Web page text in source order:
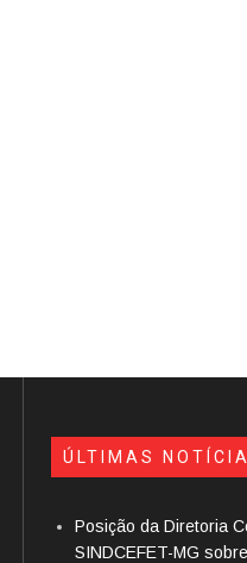
ÚLTIMAS
Posição da Diretoria
SINDCEFET-MG